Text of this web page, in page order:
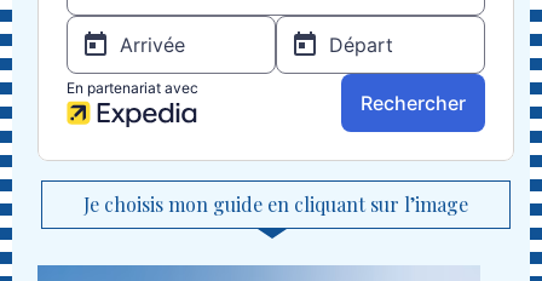
Je choisis mon guide en cliquant sur l’image